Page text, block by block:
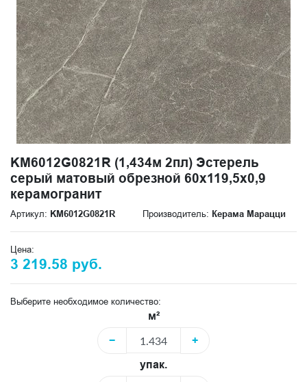
KM6012G0821R (1,434м 2пл) Эстерель
серый матовый обрезной 60x119,5x0,9
керамогранит
Артикул: KM6012G0821R Производитель: Керама Марацци
Цена:
3 219.58 руб.
Выберите необходимое количество:
м²
−
+
упак.